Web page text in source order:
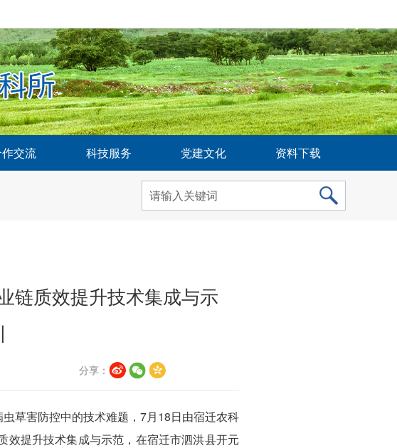
交流 科技服务 党建文化 资料下载
链质效提升技术集成与示
分享：
草害防控中的技术难题，7月18日由宿迁农科
效提升技术集成与示范，在宿迁市泗洪县开元